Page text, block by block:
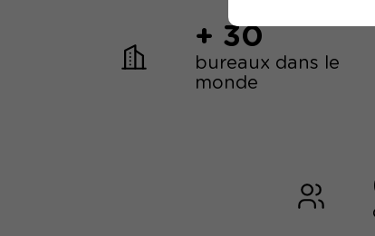
+ 30
bureaux dans le
monde